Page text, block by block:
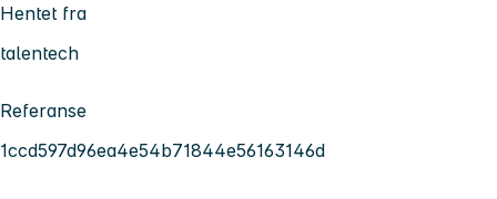
Hentet fra
talentech
Referanse
1ccd597d96ea4e54b71844e56163146d